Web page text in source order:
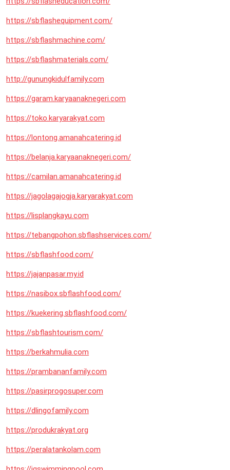
https://sbflashequipment.com/
https://sbflashmachine.com/
https://sbflashmaterials.com/
http://gunungkidulfamily.com
https://garam.karyaanaknegeri.com
https://toko.karyarakyat.com
https://lontong.amanahcatering.id
https://belanja.karyaanaknegeri.com/
https://camilan.amanahcatering.id
https://jagolagajogja.karyarakyat.com
https://lisplangkayu.com
https://tebangpohon.sbflashservices.com/
https://sbflashfood.com/
https://jajanpasar.my.id
https://nasibox.sbflashfood.com/
https://kuekering.sbflashfood.com/
https://sbflashtourism.com/
https://berkahmulia.com
https://prambananfamily.com
https://pasirprogosuper.com
https://dlingofamily.com
https://produkrakyat.org
https://peralatankolam.com